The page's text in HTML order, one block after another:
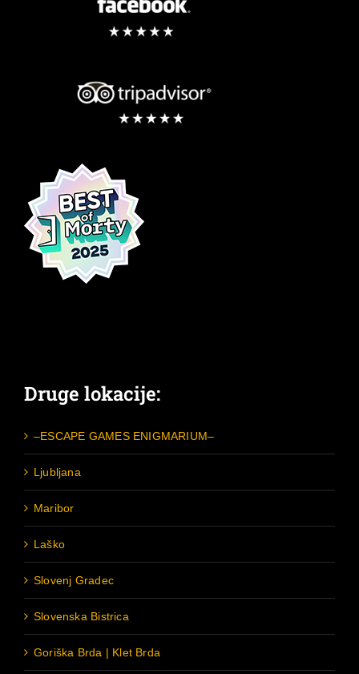
Druge lokacije:
–ESCAPE GAMES ENIGMARIUM–
Ljubljana
Maribor
Laško
Slovenj Gradec
Slovenska Bistrica
Goriška Brda | Klet Brda